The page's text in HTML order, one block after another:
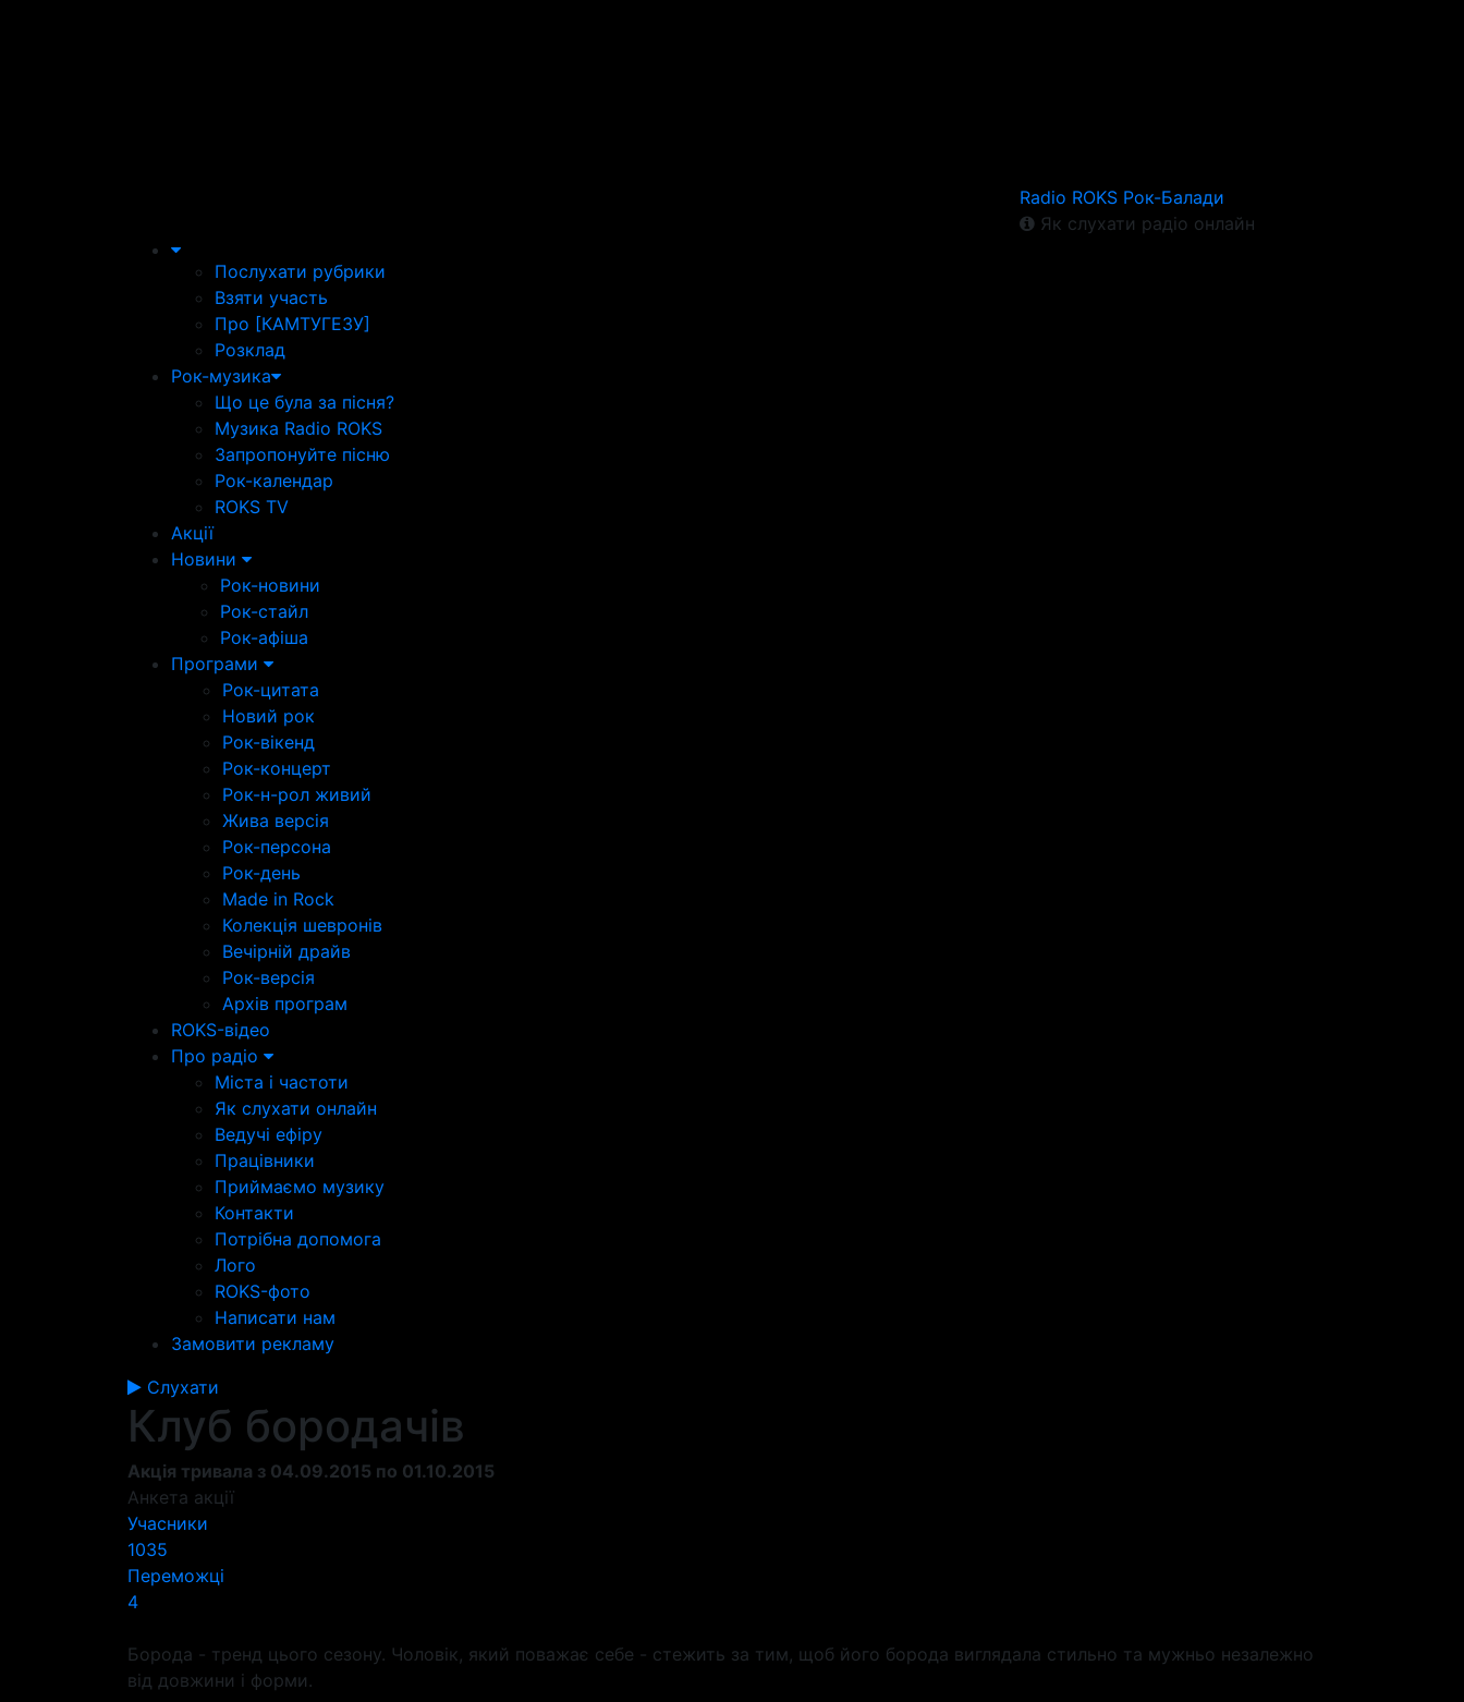
Radio ROKS Рок-Балади
Як слухати радіо онлайн
Послухати рубрики
Взяти участь
Про [КАМТУГЕЗУ]
Розклад
Рок-музика
Що це була за пісня?
Музика Radio ROKS
Запропонуйте пісню
Рок-календар
ROKS TV
Акції
Новини
Рок-новини
Рок-стайл
Рок-афіша
Програми
Рок-цитата
Новий рок
Рок-вікенд
Рок-концерт
Рок-н-рол живий
Жива версія
Рок-персона
Рок-день
Made in Rock
Колекція шевронів
Вечірній драйв
Рок-версія
Архів програм
ROKS-відео
Про радіо
Міста і частоти
Як слухати онлайн
Ведучі ефіру
Працівники
Приймаємо музику
Контакти
Потрібна допомога
Лого
ROKS-фото
Написати нам
Замовити рекламу
Слухати
Клуб бородачів
Акція тривала з 04.09.2015 по 01.10.2015
Анкета акції
Учасники
1035
Переможці
4
Борода - тренд цього сезону. Чоловік, який поважає себе - стежить за тим, щоб його борода виглядала стильно та мужньо незалежно
від довжини і форми.